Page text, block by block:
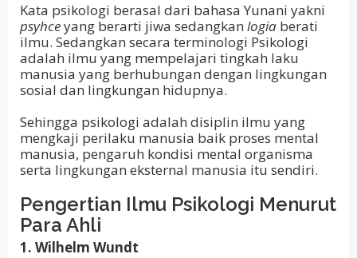
Kata psikologi berasal dari bahasa Yunani yakni
psyhceyang berarti jiwa sedangkan logia berati
ilmu. Sedangkan secara terminologi Psikologi
adalah ilmu yang mempelajari tingkah laku
manusia yang berhubungan dengan lingkungan
sosial dan lingkungan hidupnya.
Sehingga psikologi adalah disiplin ilmu yang
mengkaji perilaku manusia baik proses mental
manusia, pengaruh kondisi mental organisma
serta lingkungan eksternal manusia itu sendiri.
Pengertian Ilmu Psikologi Menurut
Para Ahli
1. Wilhelm Wundt